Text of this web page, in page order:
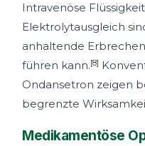
Intravenöse
Elektrolytausgleich
anhaltende
führen kann.[8]
Ondansetron zeigen
begrenzte
Medikamentöse